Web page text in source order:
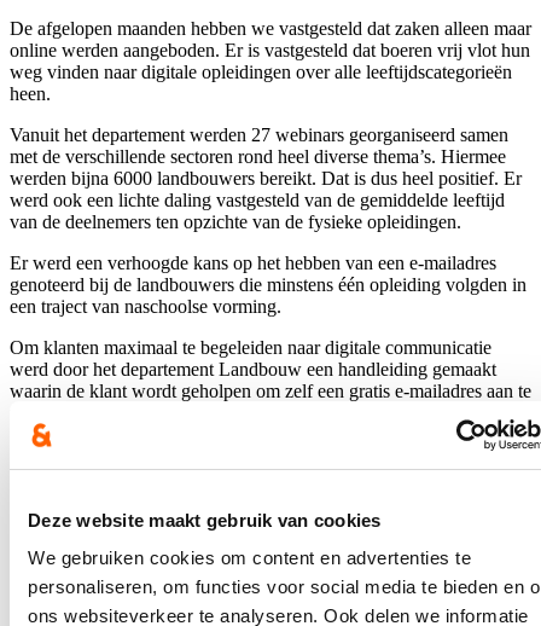
Deze website maakt gebruik van cookies
We gebruiken cookies om content en advertenties te
personaliseren, om functies voor social media te bieden en
ons websiteverkeer te analyseren. Ook delen we informatie
De afgelopen maanden hebben we vastgesteld dat zaken alleen maar
online werden aangeboden. Er is vastgesteld dat boeren vrij vlot hun
weg vinden naar digitale opleidingen over alle leeftijdscategorieën
heen.
Vanuit het departement werden 27 webinars georganiseerd samen
met de verschillende sectoren rond heel diverse thema’s. Hiermee
werden bijna 6000 landbouwers bereikt. Dat is dus heel positief. Er
werd ook een lichte daling vastgesteld van de gemiddelde leeftijd
van de deelnemers ten opzichte van de fysieke opleidingen.
Er werd een verhoogde kans op het hebben van een e-mailadres
genoteerd bij de landbouwers die minstens één opleiding volgden in
een traject van naschoolse vorming.
Om klanten maximaal te begeleiden naar digitale communicatie
werd door het departement Landbouw een handleiding gemaakt
waarin de klant wordt geholpen om zelf een gratis e-mailadres aan te
e-mailadres van de klant beschikt, wordt belangrijke communicatie
andere steunmaatregelen staan de buitendiensten van het
internet te ondersteunen.
De opleidingen computergebruik worden aangeboden door de